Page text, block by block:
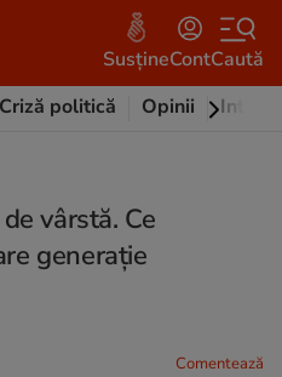
SusțineContCaută
Criză politică Opinii
vârstă. Ce
generaţie
Comentează